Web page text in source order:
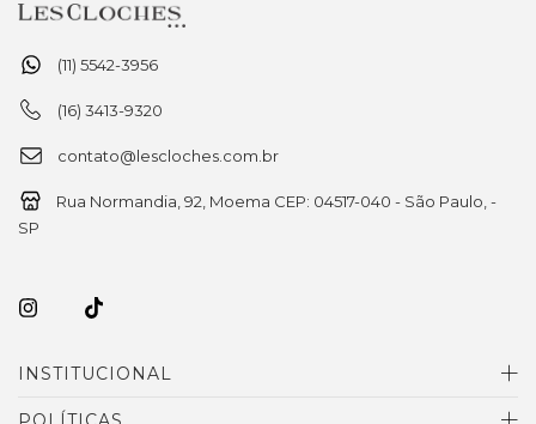
(11) 5542-3956
(16) 3413-9320
contato@lescloches.com.br
Rua Normandia, 92, Moema CEP: 04517-040 - São Paulo, -
SP
INSTITUCIONAL